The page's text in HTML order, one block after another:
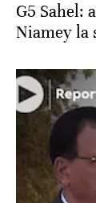
G5 Sahel:
Niamey la